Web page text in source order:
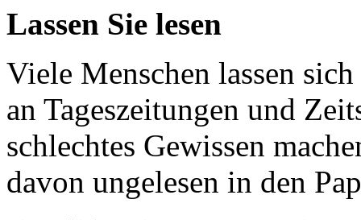
Lassen Sie lesen
Viele Menschen lassen
an Tageszeitungen und
schlechtes Gewissen
davon ungelesen in den